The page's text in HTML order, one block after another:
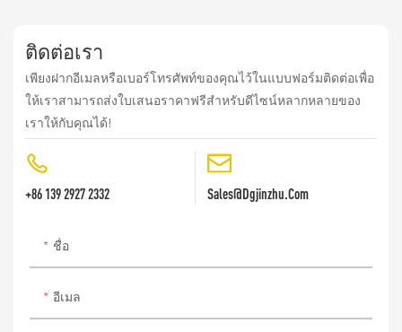
ติดต่อเรา
เพียงฝากอีเมลหรือเบอร์โทรศัพท์ของคุณไว้ในแบบฟอร์มติดต่อเพื่อ
ให้เราสามารถส่งใบเสนอราคาฟรีสำหรับดีไซน์หลากหลายของ
เราให้กับคุณได้!
+86 139 2927 2332 Sales@dgjinzhu.com
ชื่อ
อีเมล